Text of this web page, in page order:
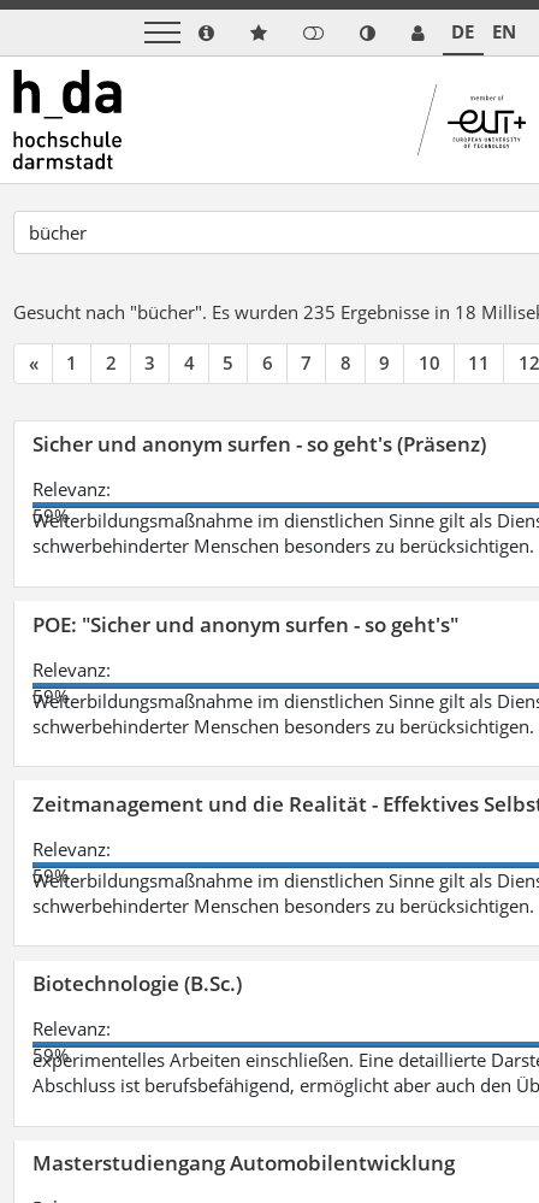
DE EN
Gesucht nach "bücher". Es wurden 235 Ergebnisse in 18
« 1 2 3 4 5 6 7 8 9 10 11 12
Sicher und anonym surfen - so geht's (Präsenz)
Relevanz:
59%
Weiterbildungsmaßnahme im dienstlichen Sinne gilt als
schwerbehinderter Menschen besonders zu berücksichtigen.
POE: "Sicher und anonym surfen - so geht's"
Relevanz:
59%
Weiterbildungsmaßnahme im dienstlichen Sinne gilt als
schwerbehinderter Menschen besonders zu berücksichtigen.
Zeitmanagement und die Realität - Effektives
Relevanz:
59%
Weiterbildungsmaßnahme im dienstlichen Sinne gilt als
schwerbehinderter Menschen besonders zu berücksichtigen.
Biotechnologie (B.Sc.)
Relevanz:
59%
experimentelles Arbeiten einschließen. Eine detaillierte
Abschluss ist berufsbefähigend, ermöglicht aber auch den
Masterstudiengang Automobilentwicklung